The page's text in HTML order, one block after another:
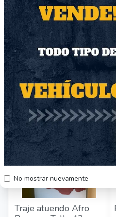
No mostrar nuevamente
Traje Zona Norte
Talla 42 semi-nuevo
$10.000
Región Metropolitana
Producto Usado
66
Traje atuendo Afro